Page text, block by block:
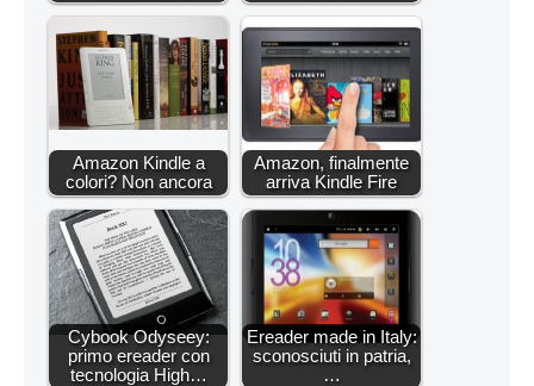
Amazon Kindle a
colori? Non ancora
Amazon, finalmente
arriva Kindle Fire
Cybook Odyseey:
primo ereader con
tecnologia High…
Ereader made in Italy:
sconosciuti in patria,
…